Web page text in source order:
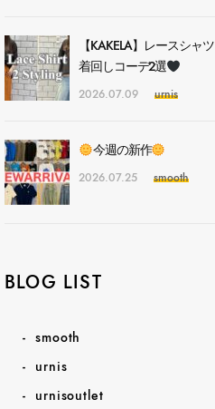
【KAKELA】レースシャツ
着回しコーデ2選
2026.07.09 urnis
今週の新作
2026.07.25 smooth
BLOG LIST
smooth
urnis
urnisoutlet